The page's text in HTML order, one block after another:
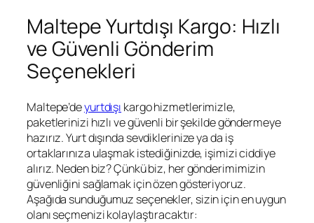
Maltepe Yurtdışı Kargo: Hızlı
ve Güvenli Gönderim
Seçenekleri
Maltepe’deyurtdışı kargo hizmetlerimizle,
paketlerinizi hızlı ve güvenli bir şekilde göndermeye
hazırız. Yurt dışında sevdiklerinize ya da iş
ortaklarınıza ulaşmak istediğinizde, işimizi ciddiye
alırız. Neden biz? Çünkü biz, her gönderimimizin
güvenliğini sağlamak için özen gösteriyoruz.
Aşağıda sunduğumuz seçenekler, sizin için en uygun
olanı seçmenizi kolaylaştıracaktır: